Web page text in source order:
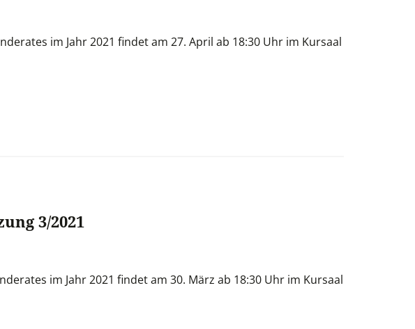
im Jahr 2021 findet am 27. April ab 18:30 Uhr im Kursaal
3/2021
im Jahr 2021 findet am 30. März ab 18:30 Uhr im Kursaal